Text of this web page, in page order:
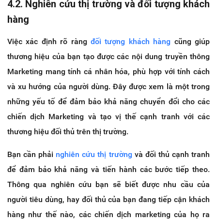
4.2. Nghiên cứu thị trường và đối tượng khách
hàng
Việc xác định rõ ràng đối tượng khách hàng cũng giúp
thương hiệu của bạn tạo được các nội dung truyền thông
Marketing mang tính cá nhân hóa, phù hợp với tính cách
và xu hướng của người dùng. Đây được xem là một trong
những yếu tố để đảm bảo khả năng chuyển đổi cho các
chiến dịch Marketing và tạo vị thế cạnh tranh với các
thương hiệu đối thủ trên thị trường.
Bạn cần phải nghiên cứu thị trường và đối thủ cạnh tranh
để đảm bảo khả năng và tiến hành các bước tiếp theo.
Thông qua nghiên cứu bạn sẽ biết được nhu cầu của
người tiêu dùng, hay đối thủ của bạn đang tiếp cận khách
hàng như thế nào, các chiến dịch marketing của họ ra